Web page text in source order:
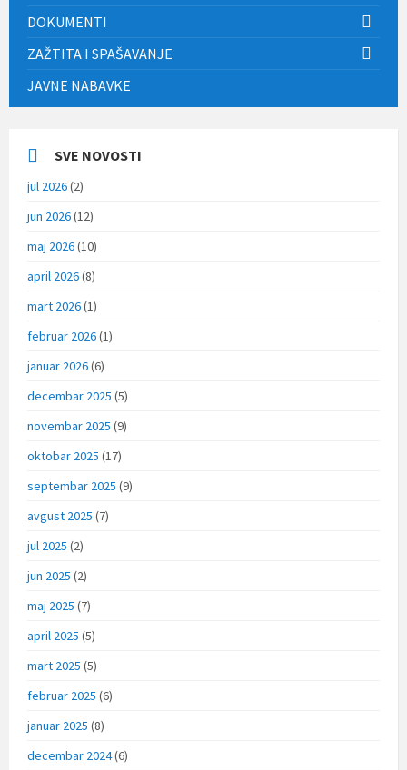
DOKUMENTI
ZAŽTITA I SPAŠAVANJE
JAVNE NABAVKE
SVE NOVOSTI
jul 2026(2)
jun 2026(12)
maj 2026(10)
april 2026(8)
mart 2026(1)
februar 2026(1)
januar 2026(6)
decembar 2025 (5)
novembar 2025 (9)
oktobar 2025 (17)
septembar 2025 (9)
avgust 2025 (7)
jul 2025 (2)
jun 2025 (2)
maj 2025 (7)
april 2025 (5)
mart 2025 (5)
februar 2025 (6)
januar 2025 (8)
decembar 2024(6)